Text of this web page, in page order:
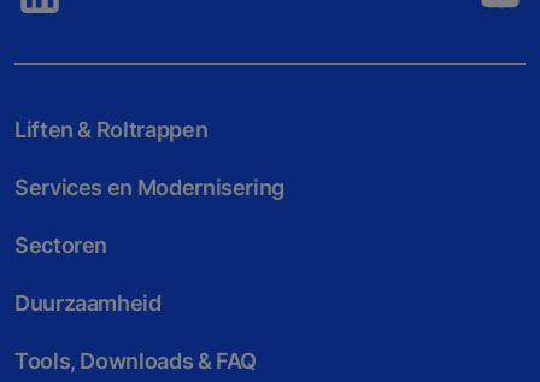
Liften & Roltrappen
Services en Modernisering
Sectoren
Duurzaamheid
Tools, Downloads & FAQ